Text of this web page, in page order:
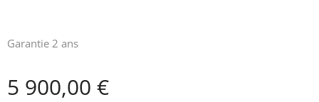
Garantie 2 ans
5 900,00 €